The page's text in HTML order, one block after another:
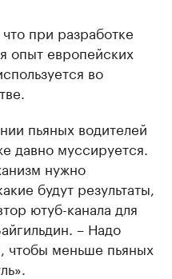
при разработке
опыт европейских
во
пьяных водителей
давно муссируется.
нужно
будут результаты,
ютуб-канала для
– Надо
чтобы меньше пьяных